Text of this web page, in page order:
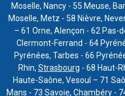
Moselle, Nancy - 55 Meuse,
Moselle, Metz - 58 Nièvre,
– 61 Orne, Alençon - 62 Pas-
Clermont-Ferrand - 64
Pyrénées, Tarbes - 66
Rhin, Strasbourg - 68 Haut-
Haute-Saône, Vesoul – 71
Mans - 73 Savoie, Chambéry -